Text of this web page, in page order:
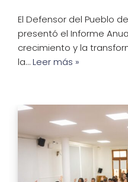
El Defensor del Pueblo
presentó el Informe
crecimiento y la
la…Leer más »